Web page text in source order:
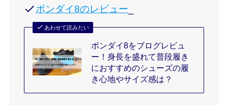
ボンダイ8のレビュー
あわせて読みたい
ボンダイ8をブログレビュ
ー！身長を盛れて普段履き
におすすめのシューズの履
き心地やサイズ感は？